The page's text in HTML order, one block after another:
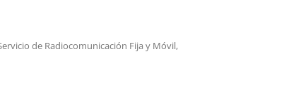
de Radiocomunicación Fija y Móvil,